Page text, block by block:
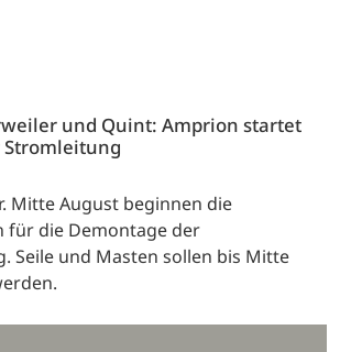
und Quint: Amprion startet
Stromleitung
Mitte August beginnen die
für die Demontage der
Seile und Masten sollen bis Mitte